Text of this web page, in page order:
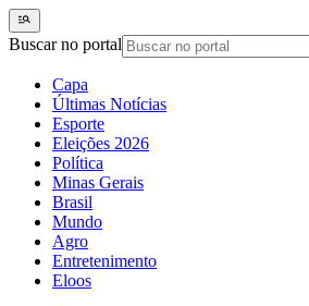
Buscar no portal
Capa
Últimas Notícias
Esporte
Eleições 2026
Política
Minas Gerais
Brasil
Mundo
Agro
Entretenimento
Eloos